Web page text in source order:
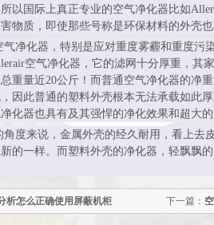
以国际上真正专业的空气净化器比如
物质，即使那些号称是环保材料的外壳也
气净化器，特别是应对重度雾霾和重度污
空气净化器，它的滤网十分厚重，其
重量近20公斤！而普通空气净化器的净
因此普通的塑料外壳根本无法承载如此
化器也具有及其强悍的净化效果和超大的
角度来说，金属外壳的经久耐用，看上
的一样。而塑料外壳的净化器，轻飘飘
下一篇：
析怎么正确使用屏蔽机柜